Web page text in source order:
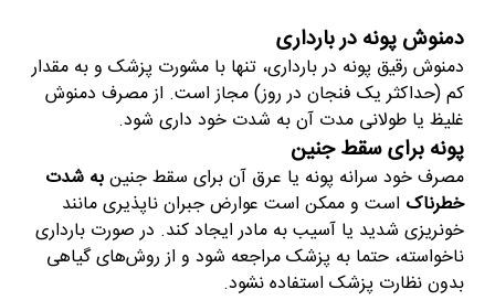
دمنوش پونه در بارداری
دمنوش رقیق پونه در بارداری، تنها با مشورت پزشک و به مقدار
کم (حداکثر یک فنجان در روز) مجاز است. از مصرف دمنوش
غلیظ یا طولانی مدت آن به شدت خود داری شود.
پونه برای سقط جنین
مصرف خود سرانه پونه یا عرق آن برای سقط جنینبه شدت
خطرناک است و ممکن است عوارض جبران ناپذیری مانند
خونریزی شدید یا آسیب به مادر ایجاد کند. در صورت بارداری
ناخواسته، حتما به پزشک مراجعه شود و از روش‌های گیاهی
بدون نظارت پزشک استفاده نشود.